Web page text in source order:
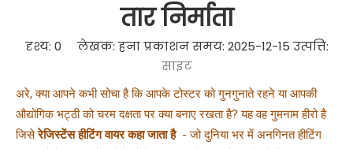
तार निर्माता
दृश्य: 0 लेखक: हना प्रकाशन समय: 2025-12-15 उत्पत्ति:
साइट
अरे, क्या आपने कभी सोचा है कि आपके टोस्टर को गुनगुनाते रहने या आपकी
औद्योगिक भट्ठी को चरम दक्षता पर क्या बनाए रखता है? यह वह गुमनाम हीरो है
जिसे रेजिस्टेंस हीटिंग वायर कहा जाता है - जो दुनिया भर में अनगिनत हीटिंग